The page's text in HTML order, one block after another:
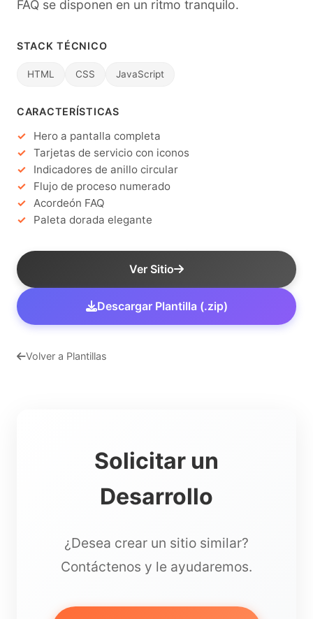
FAQ se disponen en un ritmo tranquilo.
STACK TÉCNICO
HTML CSS JavaScript
CARACTERÍSTICAS
Hero a pantalla completa
Tarjetas de servicio con iconos
Indicadores de anillo circular
Flujo de proceso numerado
Acordeón FAQ
Paleta dorada elegante
Ver Sitio
Descargar Plantilla (.zip)
Volver a Plantillas
Solicitar un
Desarrollo
¿Desea crear un sitio similar?
Contáctenos y le ayudaremos.